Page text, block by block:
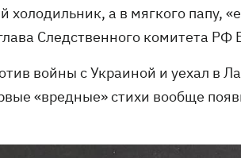
а в мягкого папу,
Следственного комитета РФ
войны с Украиной и уехал в
«вредные» стихи вообще